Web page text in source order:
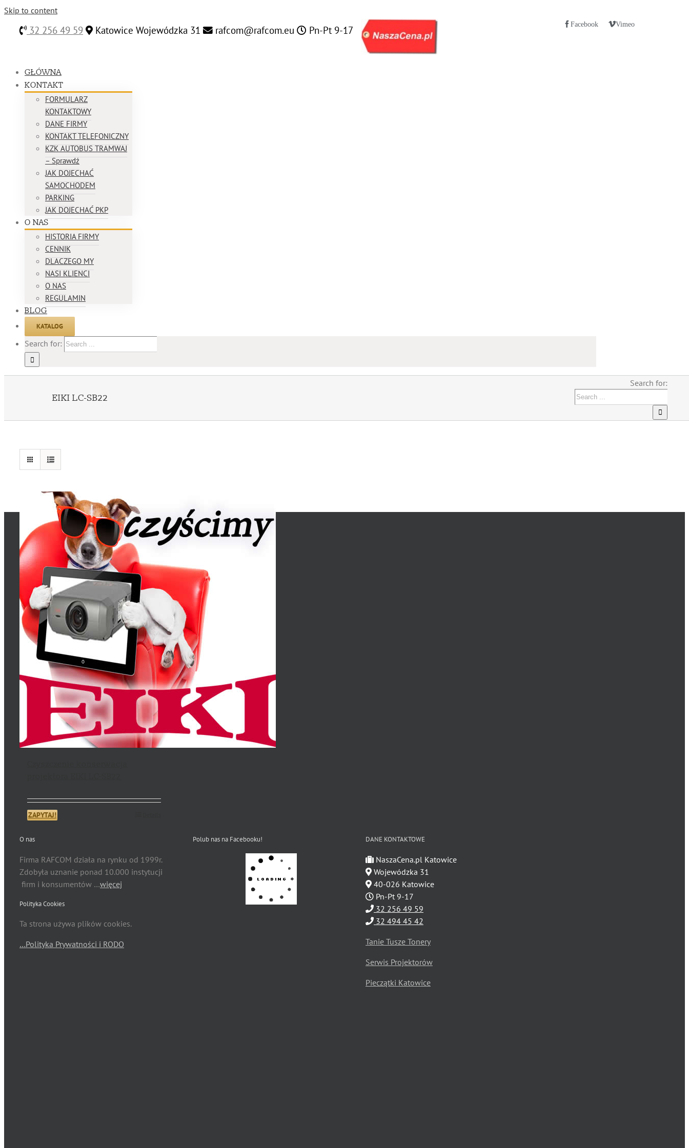
Skip to content
32 256 49 59 Katowice Wojewódzka 31 rafcom@rafcom.eu Pn-Pt 9-17 Facebook Vimeo
GŁÓWNA
KONTAKT
FORMULARZ
KONTAKTOWY
DANE FIRMY
KONTAKT TELEFONICZNY
KZK AUTOBUS TRAMWAJ
– Sprawdź
JAK DOJECHAĆ
SAMOCHODEM
PARKING
JAK DOJECHAĆ PKP
O NAS
HISTORIA FIRMY
CENNIK
DLACZEGO MY
NASI KLIENCI
O NAS
REGULAMIN
BLOG
KATALOG
Search for:
EIKI LC-SB22
Search for:
ZAPYTAJ!
O nas
Firma RAFCOM działa na rynku od 1999r.
Zdobyła uznanie ponad 10.000 instytucji
firm i konsumentów …więcej
Polityka Cookies
Ta strona używa plików cookies.
…Polityka Prywatności i RODO
Polub nas na Facebooku! DANE KONTAKTOWE
NaszaCena.pl Katowice
Wojewódzka 31
40-026 Katowice
Pn-Pt 9-17
32 256 49 59
32 494 45 42
Tanie Tusze Tonery
Serwis Projektorów
Pieczątki Katowice